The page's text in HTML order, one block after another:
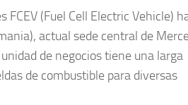
(Fuel Cell Electric Vehicle)
actual sede central de
de negocios tiene una larga
de combustible para diversas